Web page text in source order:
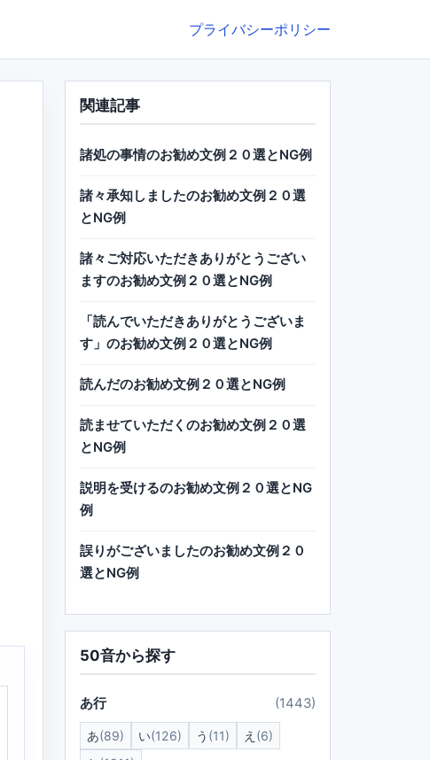
プライバシーポリシー
関連記事
諸処の事情のお勧め文例２０選とNG例
諸々承知しましたのお勧め文例２０選
とNG例
諸々ご対応いただきありがとうござい
ますのお勧め文例２０選とNG例
「読んでいただきありがとうございま
す」のお勧め文例２０選とNG例
読んだのお勧め文例２０選とNG例
読ませていただくのお勧め文例２０選
とNG例
説明を受けるのお勧め文例２０選とNG
例
誤りがございましたのお勧め文例２０
選とNG例
50音から探す
あ行 (1443)
あ(89) い(126) う (11) え (6)